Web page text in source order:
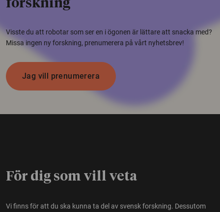
forskning
Visste du att robotar som ser en i ögonen är lättare att snacka med?
Missa ingen ny forskning, prenumerera på vårt nyhetsbrev!
Jag vill prenumerera
För dig som vill veta
Vi finns för att du ska kunna ta del av svensk forskning. Dessutom